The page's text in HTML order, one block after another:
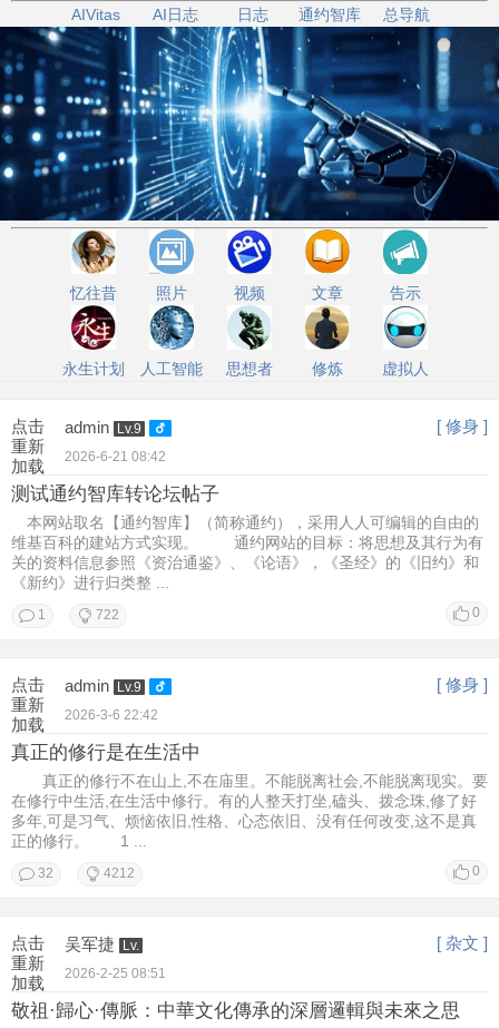
AIVitas AI日志 日志 通约智库 总导航
忆往昔 照片 视频 文章 告示
永生计划 人工智能 思想者 修炼 虚拟人
点击
重新
加载
admin Lv.9 [ 修身 ]
2026-6-21 08:42
测试通约智库转论坛帖子
本网站取名【通约智库】（简称通约），采用人人可编辑的自由的
维基百科的建站方式实现。 通约网站的目标：将思想及其行为有
关的资料信息参照《资治通鉴》、《论语》，《圣经》的《旧约》和
《新约》进行归类整 ...
0
1 722
点击
重新
加载
admin Lv.9 [ 修身 ]
2026-3-6 22:42
真正的修行是在生活中
真正的修行不在山上,不在庙里。不能脱离社会,不能脱离现实。要
在修行中生活,在生活中修行。有的人整天打坐,磕头、拨念珠,修了好
多年,可是习气、烦恼依旧,性格、心态依旧、没有任何改变,这不是真
正的修行。 1 ...
0
32 4212
点击
重新
加载
吴军捷 Lv. [ 杂文 ]
2026-2-25 08:51
敬祖·歸心·傳脈：中華文化傳承的深層邏輯與未來之思